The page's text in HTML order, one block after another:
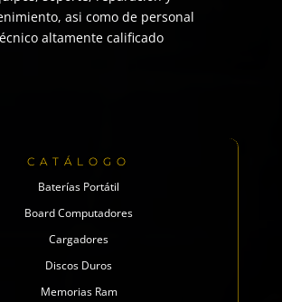
asi como de personal
altamente calificado
CATÁLOGO
Baterías Portátil
Board Computadores
Cargadores
Discos Duros
Memorias Ram